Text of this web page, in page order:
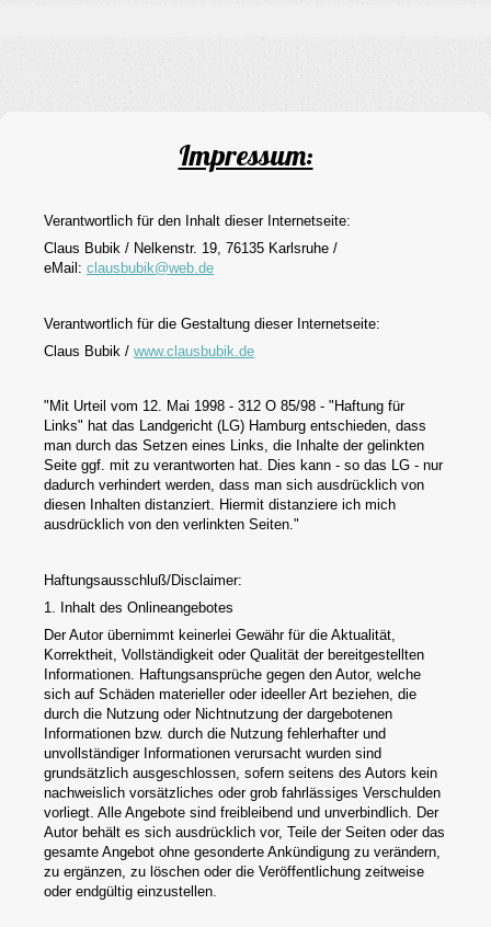
Impressum:
Verantwortlich für den Inhalt dieser Internetseite:
Claus Bubik / Nelkenstr. 19, 76135 Karlsruhe /
eMail: clausbubik@web.de
Verantwortlich für die Gestaltung dieser Internetseite:
Claus Bubik / www.clausbubik.de
"Mit Urteil vom 12. Mai 1998 - 312 O 85/98 - "Haftung für
Links" hat das Landgericht (LG) Hamburg entschieden, dass
man durch das Setzen eines Links, die Inhalte der gelinkten
Seite ggf. mit zu verantworten hat. Dies kann - so das LG - nur
dadurch verhindert werden, dass man sich ausdrücklich von
diesen Inhalten distanziert. Hiermit distanziere ich mich
ausdrücklich von den verlinkten Seiten."
Haftungsausschluß/Disclaimer:
1. Inhalt des Onlineangebotes
Der Autor übernimmt keinerlei Gewähr für die Aktualität,
Korrektheit, Vollständigkeit oder Qualität der bereitgestellten
Informationen. Haftungsansprüche gegen den Autor, welche
sich auf Schäden materieller oder ideeller Art beziehen, die
durch die Nutzung oder Nichtnutzung der dargebotenen
Informationen bzw. durch die Nutzung fehlerhafter und
unvollständiger Informationen verursacht wurden sind
grundsätzlich ausgeschlossen, sofern seitens des Autors kein
nachweislich vorsätzliches oder grob fahrlässiges Verschulden
vorliegt. Alle Angebote sind freibleibend und unverbindlich. Der
Autor behält es sich ausdrücklich vor, Teile der Seiten oder das
gesamte Angebot ohne gesonderte Ankündigung zu verändern,
zu ergänzen, zu löschen oder die Veröffentlichung zeitweise
oder endgültig einzustellen.